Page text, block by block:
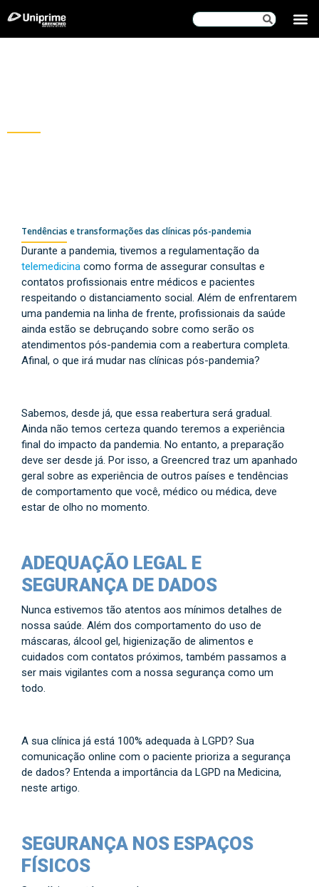
Tendências e transformações das clínicas pós-pandemia
Durante a pandemia, tivemos a regulamentação da
telemedicina como forma de assegurar consultas e
contatos profissionais entre médicos e pacientes
respeitando o distanciamento social. Além de enfrentarem
uma pandemia na linha de frente, profissionais da saúde
ainda estão se debruçando sobre como serão os
atendimentos pós-pandemia com a reabertura completa.
Afinal, o que irá mudar nas clínicas pós-pandemia?
Sabemos, desde já, que essa reabertura será gradual.
Ainda não temos certeza quando teremos a experiência
final do impacto da pandemia. No entanto, a preparação
deve ser desde já. Por isso, a Greencred traz um apanhado
geral sobre as experiência de outros países e tendências
de comportamento que você, médico ou médica, deve
estar de olho no momento.
ADEQUAÇÃO LEGAL E
SEGURANÇA DE DADOS
Nunca estivemos tão atentos aos mínimos detalhes de
nossa saúde. Além dos comportamento do uso de
máscaras, álcool gel, higienização de alimentos e
cuidados com contatos próximos, também passamos a
ser mais vigilantes com a nossa segurança como um
todo.
A sua clínica já está 100% adequada à LGPD? Sua
comunicação online com o paciente prioriza a segurança
de dados? Entenda a importância da LGPD na Medicina,
neste artigo.
SEGURANÇA NOS ESPAÇOS
FÍSICOS